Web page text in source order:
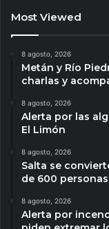
Most Viewed
8 agosto, 2026
Metán y Río
charlas y
8 agosto, 2026
Alerta por las
El Limón
8 agosto, 2026
Salta se
de 600
8 agosto, 2026
Alerta por